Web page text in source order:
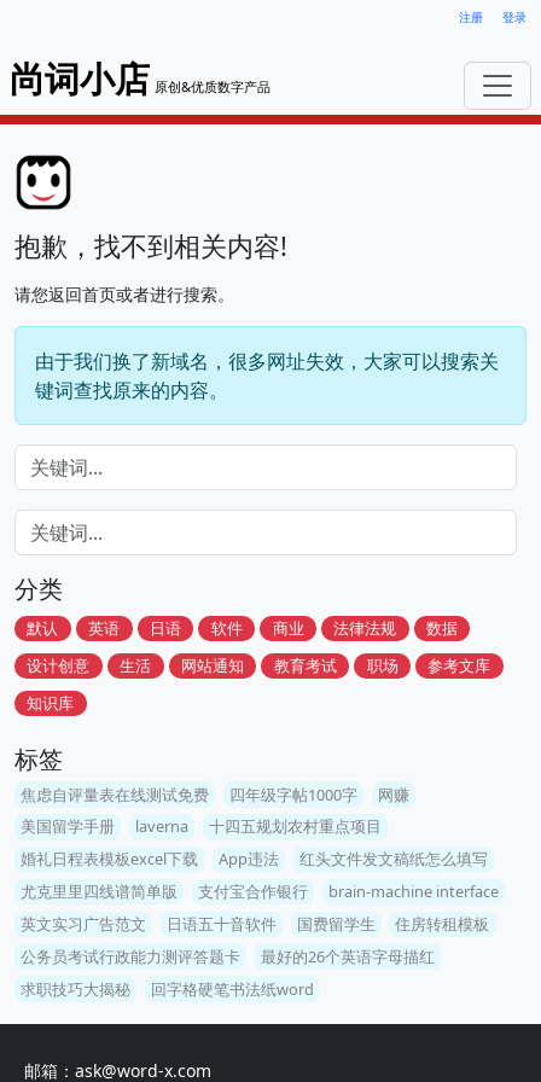
注册 登录
尚词小店 原创&优质数字产品
抱歉，找不到相关内容!
请您返回首页或者进行搜索。
由于我们换了新域名，很多网址失效，大家可以搜索关
键词查找原来的内容。
分类
默认 英语 日语 软件 商业 法律法规
数据
设计创意
生活 网站通知 教育考试 职场
参考文库
知识库
标签
焦虑自评量表在线测试免费 四年级字帖1000字
网赚
美国留学手册
laverna
十四五规划农村重点项目
婚礼日程表模板excel下载
App违法
红头文件发文稿纸怎么填写
尤克里里四线谱简单版
支付宝合作银行
brain-machine interface
英文实习广告范文
日语五十音软件 国费留学生
住房转租模板
公务员考试行政能力测评答题卡
最好的26个英语字母描红
求职技巧大揭秘
回字格硬笔书法纸word
邮箱：ask@word-x.com